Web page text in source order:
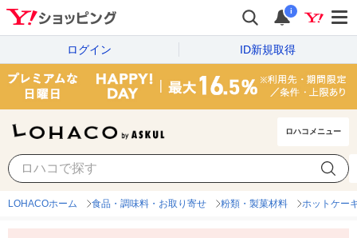
i
ログイン ID新規取得
ロハコメニュー
LOHACOホーム 食品・調味料・お取り寄せ 粉類・製菓材料 ホットケー